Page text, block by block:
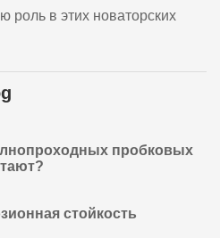
роль в этих новаторских
пробковых
стойкость